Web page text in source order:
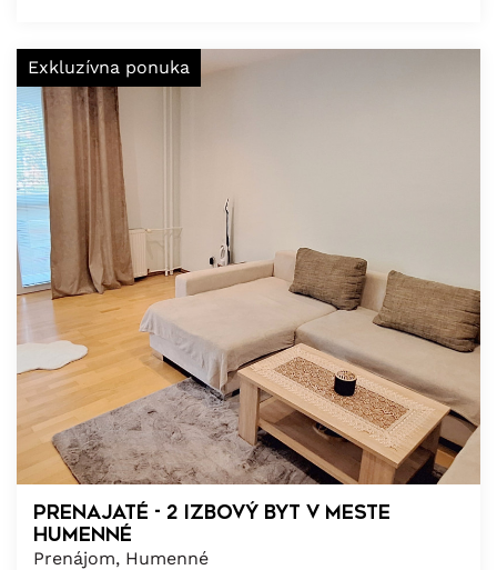
Exkluzívna ponuka
PRENAJATÉ - 2 izbový BYT v meste
Humenné
Prenájom, Humenné